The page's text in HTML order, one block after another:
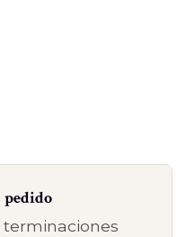
pedido
terminaciones